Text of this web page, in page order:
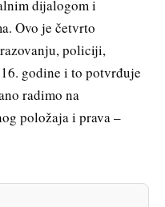
dijalogom i
Ovo je četvrto
policiji,
godine i to potvrđuje
radimo na
položaja i prava –